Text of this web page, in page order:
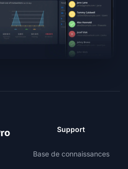
Support
Base de connaissances